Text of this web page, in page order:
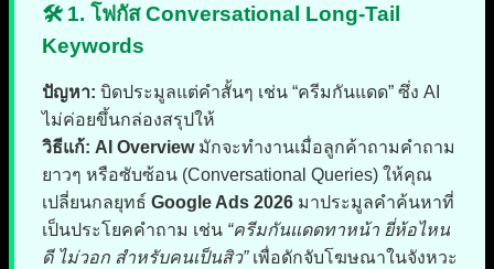
🛠️ 1. โฟกัส Conversational Long-Tail
Keywords
ปัญหา: บิดประมูลแต่คำสั้นๆ เช่น “ครีมกันแดด” ซึ่ง AI
ไม่ค่อยขึ้นกล่องสรุปให้
วิธีแก้: AI Overviewมักจะทำงานเมื่อลูกค้าถามคำถาม
ยาวๆ หรือซับซ้อน (Conversational Queries) ให้คุณ
เปลี่ยนกลยุทธ์ Google Ads 2026 มาประมูลคำค้นหาที่
เป็นประโยคคำถาม เช่น “ครีมกันแดดทาหน้า ยี่ห้อไหน
ดี ไม่วอก สำหรับคนเป็นสิว”เพื่อดักจับโฆษณาในจังหวะ